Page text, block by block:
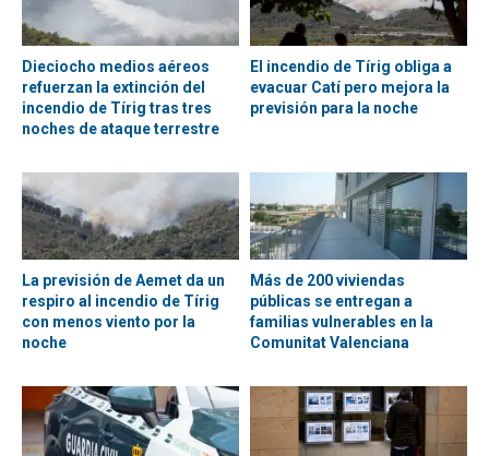
Dieciocho medios aéreos
refuerzan la extinción del
incendio de Tírig tras tres
noches de ataque terrestre
El incendio de Tírig obliga a
evacuar Catí pero mejora la
previsión para la noche
La previsión de Aemet da un
respiro al incendio de Tírig
con menos viento por la
noche
Más de 200 viviendas
públicas se entregan a
familias vulnerables en la
Comunitat Valenciana